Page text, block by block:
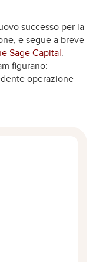
successo per la
e segue a breve
Sage Capital.
figurano:
operazione